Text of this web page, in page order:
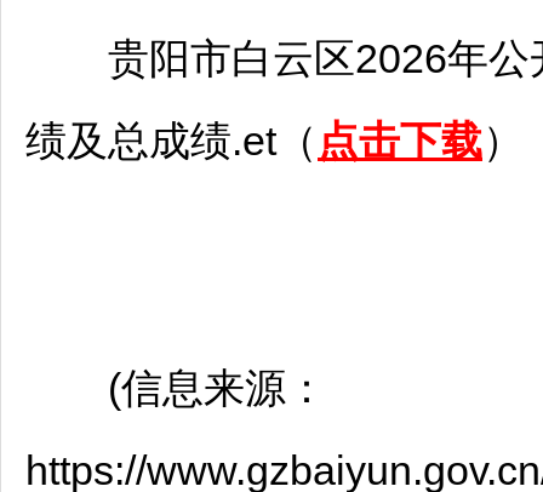
贵阳市白云区2026年公
绩及总成绩.et（ 点击下载）
(信息来源：
https://